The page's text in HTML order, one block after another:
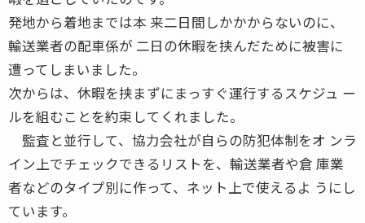
発地から着地までは本 来二日間しかかからないのに、
輸送業者の配車係が 二日の休暇を挟んだために被害に
遭ってしまいました。
次からは、休暇を挟まずにまっすぐ運行するスケジュ ー
ルを組むことを約束してくれました。
監査と並行して、協力会社が自らの防犯体制をオ ンラ
イン上でチェックできるリストを、輸送業者や倉 庫業
者などのタイプ別に作って、ネット上で使えるよ うにし
ています。